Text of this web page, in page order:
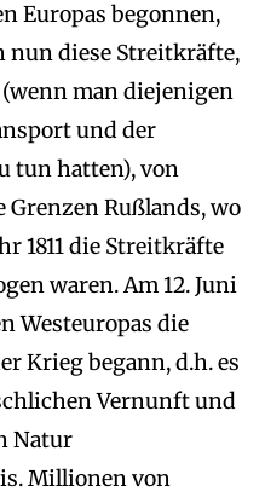
Europas begonnen,
nun diese Streitkräfte,
man diejenigen
und der
tun hatten), von
Grenzen Rußlands, wo
1811 die Streitkräfte
waren. Am 12. Juni
Westeuropas die
Krieg begann, d.h. es
Vernunft und
Natur
Millionen von